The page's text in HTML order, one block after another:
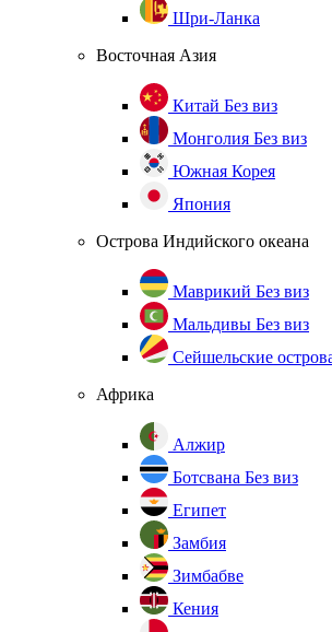
Шри-Ланка
Восточная Азия
Китай Без виз
Монголия Без виз
Южная Корея
Япония
Острова Индийского океана
Маврикий Без виз
Мальдивы Без виз
Сейшельские
Африка
Алжир
Ботсвана Без виз
Египет
Замбия
Зимбабве
Кения